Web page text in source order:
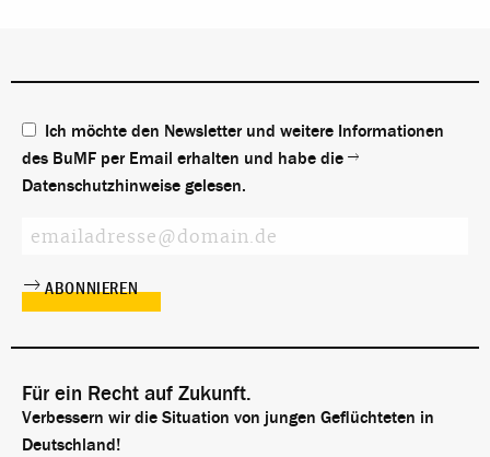
Ich möchte den Newsletter und weitere Informationen
des BuMF per Email erhalten und habe die
Datenschutzhinweise gelesen.
Für ein Recht auf Zukunft.
Verbessern wir die Situation von jungen Geflüchteten in
Deutschland!